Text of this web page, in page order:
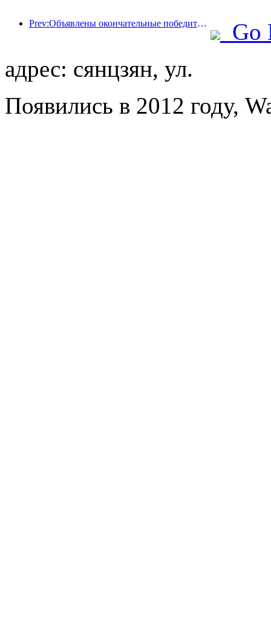
Prev:Объявлены окончательные победители шести главных премий: более ста отелей и компаний получили ежегодные награды!
Go
адрес: сянцзян, ул.
Появились в 2012 году,